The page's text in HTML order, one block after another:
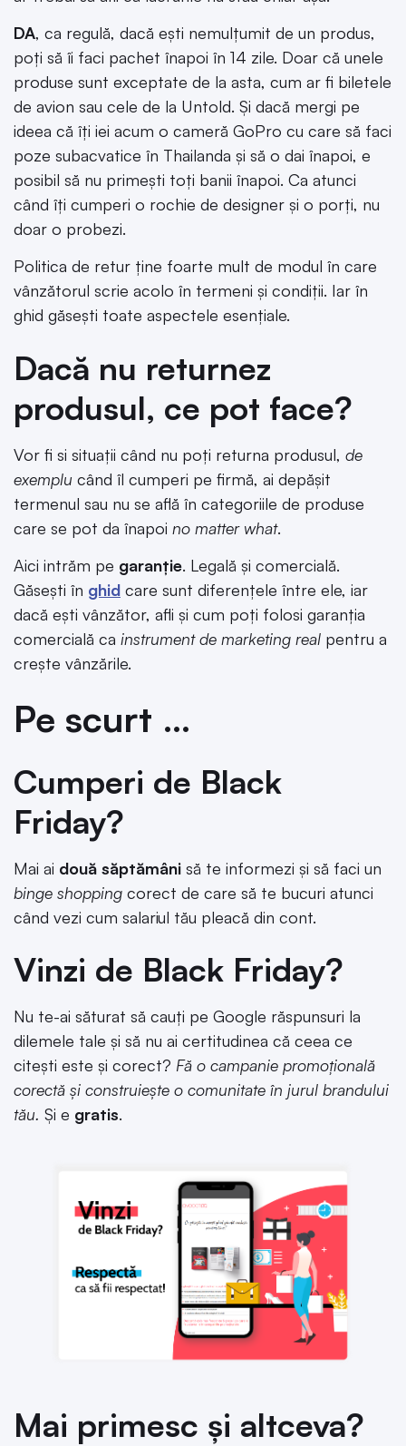
DA, ca regulă, dacă ești nemulțumit de un produs,
poți să îi faci pachet înapoi în 14 zile. Doar că unele
produse sunt exceptate de la asta, cum ar fi biletele
de avion sau cele de la Untold. Și dacă mergi pe
ideea că îți iei acum o cameră GoPro cu care să faci
poze subacvatice în Thailanda și să o dai înapoi, e
posibil să nu primești toți banii înapoi. Ca atunci
când îți cumperi o rochie de designer și o porți, nu
doar o probezi.
Politica de retur ține foarte mult de modul în care
vânzătorul scrie acolo în termeni și condiții. Iar în
ghid găsești toate aspectele esențiale.
Dacă nu returnez
produsul, ce pot face?
Vor fi si situații când nu poți returna produsul, de
exemplu când îl cumperi pe firmă, ai depășit
termenul sau nu se află în categoriile de produse
care se pot da înapoi no matter what.
Aici intrăm pe garanție. Legală și comercială.
Găsești în ghid care sunt diferențele între ele, iar
dacă ești vânzător, afli și cum poți folosi garanția
comercială ca instrument de marketing real pentru a
crește vânzările.
Pe scurt …
Cumperi de Black
Friday?
Mai ai două săptămâni să te informezi și să faci un
binge shopping corect de care să te bucuri atunci
când vezi cum salariul tău pleacă din cont.
Vinzi de Black Friday?
Nu te-ai săturat să cauți pe Google răspunsuri la
dilemele tale și să nu ai certitudinea că ceea ce
citești este și corect? Fă o campanie promoțională
corectă și construiește o comunitate în jurul brandului
tău. Și e gratis.
Mai primesc și altceva?